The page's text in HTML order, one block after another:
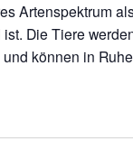
Artenspektrum
Die Tiere
können in